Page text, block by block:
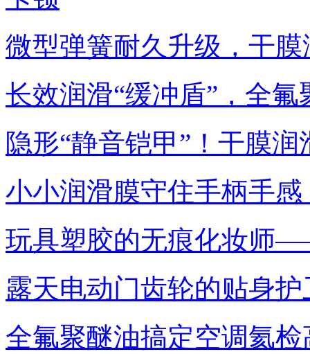
微型弹簧耐久升级，干
长效润滑“缓冲盾”，全
隐形“静音铠甲”！干膜
小小润滑膜守住手柄手
玩具塑胶的无痕化妆师
露天电动门齿轮的贴身
全氟聚醚油搞定空调氦